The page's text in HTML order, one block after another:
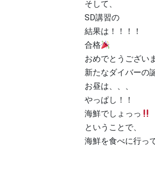
そして、
SD講習の
結果は！！！！
合格
おめでとうござい
新たなダイバーの
お昼は、、、
やっぱし！！
海鮮でしょっっ
ということで、
海鮮を食べに行っ